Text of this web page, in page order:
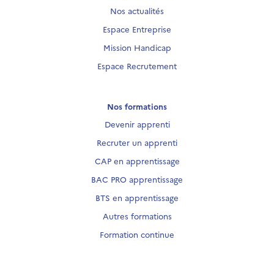
Nos actualités
Espace Entreprise
Mission Handicap
Espace Recrutement
Nos formations
Devenir apprenti
Recruter un apprenti
CAP en apprentissage
BAC PRO apprentissage
BTS en apprentissage
Autres formations
Formation continue